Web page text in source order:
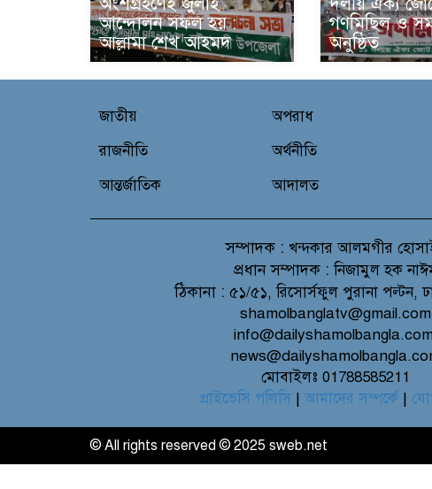
আন্দোলন সফল হয় :
আল্লামা শেখ আহমদ
গণমিছিল ও
অনুষ্ঠিত
জাতীয়
রাজনীতি
আন্তর্জাতিক
অপরাধ
অর্থনীতি
আদালত
সম্পাদক : খন্দকার আলমগীর
প্রধান সম্পাদক : নিজামুল হক
ঠিকানা : ৫১/৫১, রিসোর্সফুল পুরানা পল্টন,
shamolbanglatv@gmail.com
মোবাইলঃ 01788585211
প্রাইভেসি পলিসি| আমাদের সম্পর্কে|
© All rights reserved © 2025 sweb.net